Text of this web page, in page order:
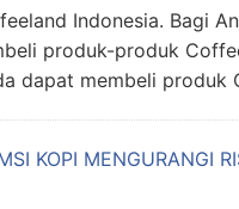
Indonesia. Bagi
produk-produk
dapat membeli produk